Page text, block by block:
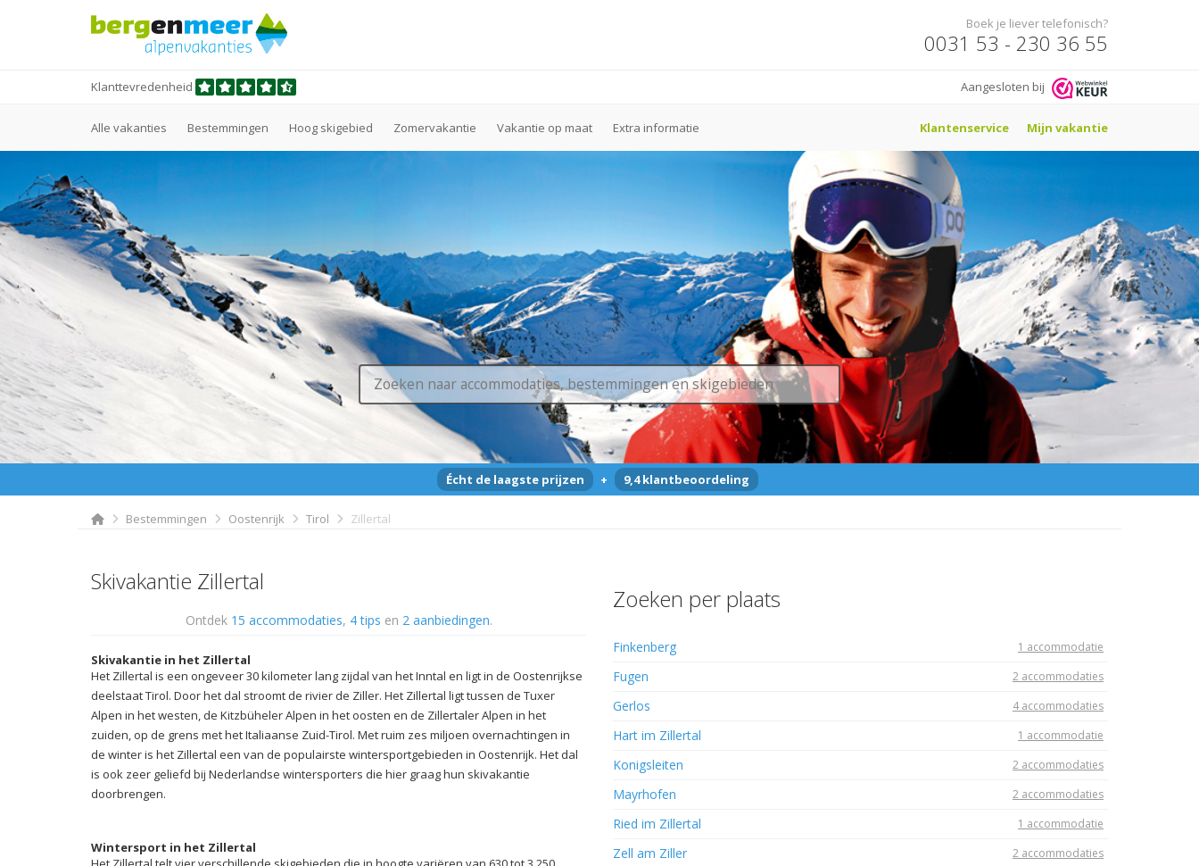
Boek je liever telefonisch?
0031 53 - 230 36 55
Klanttevredenheid Aangesloten bij
Alle vakanties Bestemmingen Hoog skigebied Zomervakantie Vakantie op maat Extra informatie Klantenservice Mijn vakantie
Écht de laagste prijzen + 9,4 klantbeoordeling
Bestemmingen Oostenrijk Tirol Zillertal
Skivakantie Zillertal
Ontdek 15 accommodaties, 4 tips en 2 aanbiedingen.
Skivakantie in het Zillertal
Het Zillertal is een ongeveer 30 kilometer lang zijdal van het Inntal en ligt in de Oostenrijkse
deelstaat Tirol. Door het dal stroomt de rivier de Ziller. Het Zillertal ligt tussen de Tuxer
Alpen in het westen, de Kitzbüheler Alpen in het oosten en de Zillertaler Alpen in het
zuiden, op de grens met het Italiaanse Zuid-Tirol. Met ruim zes miljoen overnachtingen in
de winter is het Zillertal een van de populairste wintersportgebieden in Oostenrijk. Het dal
is ook zeer geliefd bij Nederlandse wintersporters die hier graag hun skivakantie
doorbrengen.
Wintersport in het Zillertal
Zoeken per plaats
Finkenberg 1 accommodatie
Fugen 2 accommodaties
Gerlos 4 accommodaties
Hart im Zillertal 1 accommodatie
Konigsleiten 2 accommodaties
Mayrhofen 2 accommodaties
Ried im Zillertal 1 accommodatie
Zell am Ziller 2 accommodaties